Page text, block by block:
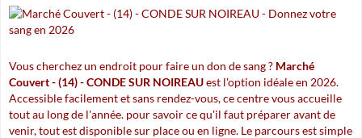
Vous cherchez un endroit pour faire un don de sang ? Marché
Couvert - (14) - CONDE SUR NOIREAUest l'option idéale en 2026.
Accessible facilement et sans rendez-vous, ce centre vous accueille
tout au long de l'année. pour savoir ce qu'il faut préparer avant de
venir, tout est disponible sur place ou en ligne. Le parcours est simple